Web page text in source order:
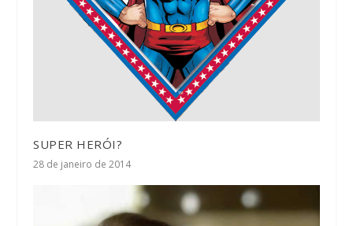
SUPER HERÓI?
28 de janeiro de 2014